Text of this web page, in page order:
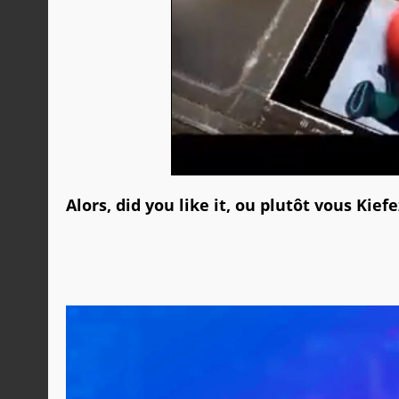
Alors, did you like it, ou plutôt vous